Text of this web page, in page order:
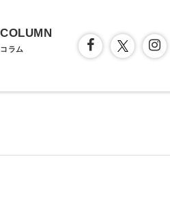
COLUMN
コラム